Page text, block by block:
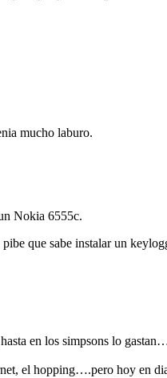
mucho laburo.
Nokia 6555c.
que sabe instalar un
en los simpsons lo
el hopping….pero hoy en